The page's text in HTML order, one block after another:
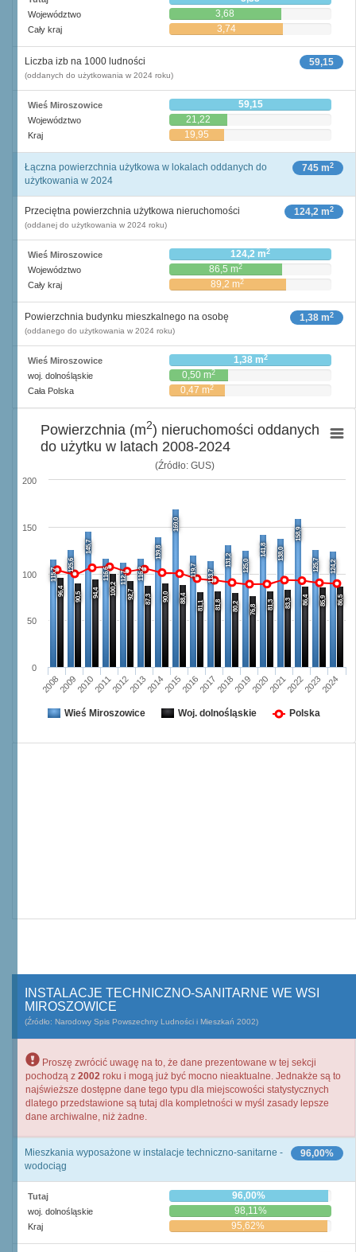
Województwo 3,68
Cały kraj 3,74
59,15
Liczba izb na 1000 ludności
(oddanych do użytkowania w 2024 roku)
Wieś Miroszowice 59,15
Województwo 21,22
Kraj 19,95
745 m2
Łączna powierzchnia użytkowa w lokalach oddanych do
użytkowania w 2024
124,2 m2
Przeciętna powierzchnia użytkowa nieruchomości
(oddanej do użytkowania w 2024 roku)
Wieś Miroszowice 124,2 m2
Województwo 86,5 m2
Cały kraj 89,2 m2
1,38 m2
Powierzchnia budynku mieszkalnego na osobę
(oddanego do użytkowania w 2024 roku)
Wieś Miroszowice 1,38 m2
woj. dolnośląskie 0,50 m2
Cała Polska 0,47 m2
(Źródło: GUS)
115,7
125,6
145,7
116,6
112,7 116,2
139,8
169,0
119,7 113,7
131,2 125,0
141,8 138,0
158,9
125,7 124,2
96,4 90,5 94,4 100,2 92,7 87,3 90,0 88,4
81,1 81,8 80,2 76,8 81,3 83,3 86,4 85,9 86,5
20082009201020112012201320142015201620172018201920202021202220232024
0
50
100
150
200
Powierzchnia (m2) nieruchomości oddanych
do użytku w latach 2008-2024
Wieś Miroszowice Woj. dolnośląskie Polska
INSTALACJE TECHNICZNO-SANITARNE WE WSI
MIROSZOWICE
(Źródło: Narodowy Spis Powszechny Ludności i Mieszkań 2002)
Proszę zwrócić uwagę na to, że dane prezentowane w tej sekcji
pochodzą z 2002 roku i mogą już być mocno nieaktualne. Jednakże są to
najświeższe dostępne dane tego typu dla miejscowości statystycznych
dlatego przedstawione są tutaj dla kompletności w myśl zasady lepsze
dane archiwalne, niż żadne.
96,00%
Mieszkania wyposażone w instalacje techniczno-sanitarne -
wodociąg
Tutaj 96,00%
woj. dolnośląskie 98,11%
Kraj 95,62%